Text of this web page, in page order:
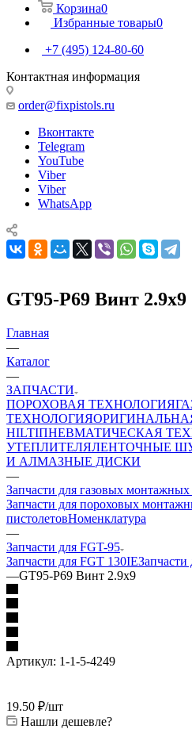
Корзина0
Избранные товары0
+7 (495) 124-80-60
Контактная информация
order@fixpistols.ru
Вконтакте
Telegram
YouTube
Viber
Viber
WhatsApp
GT95-P69 Винт 2.9х9
Главная
—
Каталог
—
ЗАПЧАСТИ
ПОРОХОВАЯ ТЕХНОЛОГИЯ
ТЕХНОЛОГИЯ
HILTIПНЕВМАТИЧЕСКАЯ
УТЕПЛИТЕЛЯЛЕНТОЧНЫЕ
И АЛМАЗНЫЕ ДИСКИ
—
Запчасти для газовых монтажных
Запчасти для пороховых
пистолетовНоменклатура
—
Запчасти для FGT-95
Запчасти для FGT 130IEЗапчасти
—GT95-P69 Винт 2.9х9
Артикул: 1-1-5-4249
19.50 ₽/шт
Нашли дешевле?